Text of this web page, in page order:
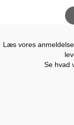
Læs vores
Se hvad